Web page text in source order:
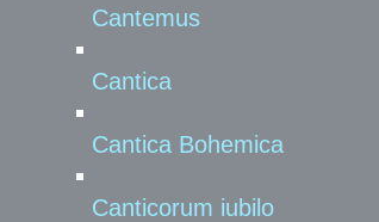
Cantemus
Cantica
Cantica Bohemica
Canticorum iubilo